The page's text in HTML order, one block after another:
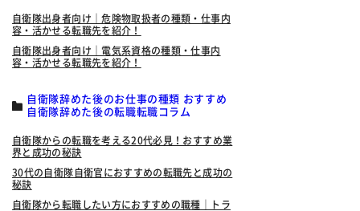
自衛隊出身者向け｜危険物取扱者の種類・仕事内
容・活かせる転職先を紹介！
自衛隊出身者向け｜電気系資格の種類・仕事内
容・活かせる転職先を紹介！
自衛隊辞めた後のお仕事の種類 おすすめ
自衛隊辞めた後の転職転職コラム
自衛隊からの転職を考える20代必見！おすすめ業
界と成功の秘訣
30代の自衛隊自衛官におすすめの転職先と成功の
秘訣
自衛隊から転職したい方におすすめの職種｜トラ